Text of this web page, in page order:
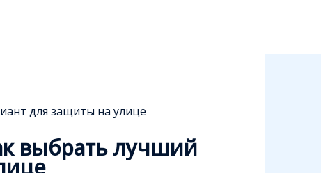
для защиты на улице
выбрать лучший